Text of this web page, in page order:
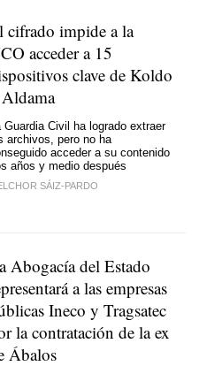
cifrado impide a la
acceder a 15
clave de Koldo
Guardia Civil ha logrado extraer
archivos, pero no ha
acceder a su contenido
años y medio después
SÁIZ-PARDO
Abogacía del Estado
a las empresas
Ineco y Tragsatec
la contratación de la ex
Ábalos